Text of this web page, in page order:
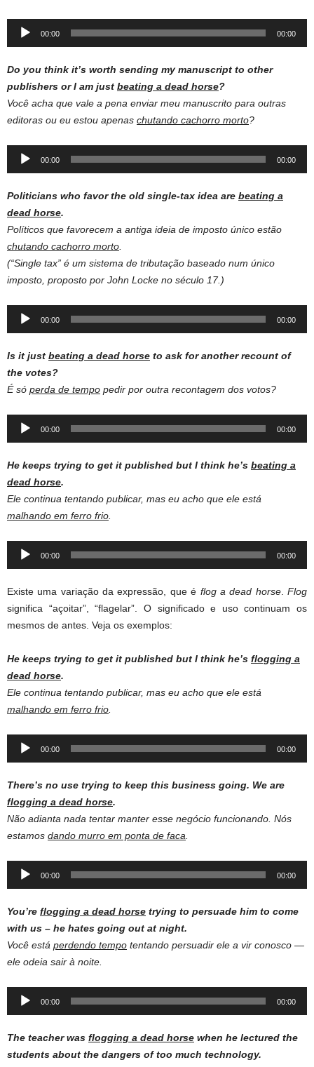
Audio
00:00 00:00
Do you think it’s worth sending my manuscript to other
publishers or I am just beating a dead horse?
Você acha que vale a pena enviar meu manuscrito para outras
editoras ou eu estou apenas chutando cachorro morto?
Audio
00:00 00:00
Politicians who favor the old single-tax idea are beating a
dead horse.
Políticos que favorecem a antiga ideia de imposto único estão
chutando cachorro morto
(“Single tax” é um sistema de tributação baseado num único
imposto, proposto por John Locke no século 17.)
Audio
00:00 00:00
Is it just beating a dead horse to ask for another recount of
the votes?
É só perda de tempo pedir por outra recontagem dos votos?
Audio
00:00 00:00
He keeps trying to get it published but I think he’s beating a
dead horse.
Ele continua tentando publicar, mas eu acho que ele está
malhando em ferro frio
Audio
00:00 00:00
Existe uma variação da expressão, que é flog a dead horse.Flog
significa “açoitar”, “flagelar”. O significado e uso continuam os
mesmos de antes. Veja os exemplos:
He keeps trying to get it published but I think he’s flogging a
dead horse.
Ele continua tentando publicar, mas eu acho que ele está
malhando em ferro frio
Audio
00:00 00:00
There’s no use trying to keep this business going. We are
flogging a dead horse.
Não adianta nada tentar manter esse negócio funcionando. Nós
estamos dando murro em ponta de faca
Audio
00:00 00:00
You’re flogging a dead horse trying to persuade him to come
with us – he hates going out at night.
Você está perdendo tempo tentando persuadir ele a vir conosco —
ele odeia sair à noite.
Audio
00:00 00:00
The teacher was flogging a dead horse when he lectured the
students about the dangers of too much technology.